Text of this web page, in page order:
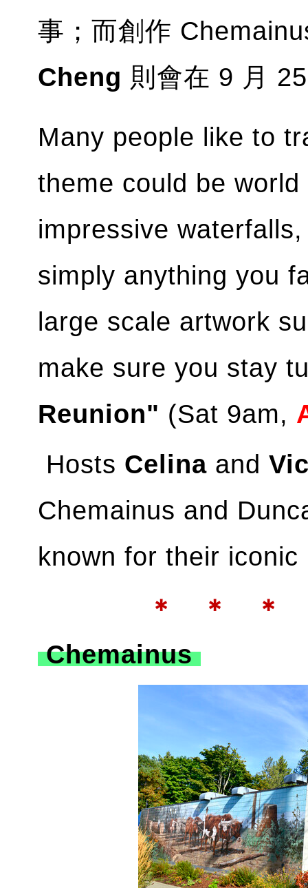
事；而創作
Cheng 則會在 9 月
Many people like to
theme could be
impressive
simply anything you
large scale artwork
make sure you stay
Reunion" (Sat 9am,
Hosts Celina and
Chemainus and
known for their
＊ ＊ ＊
Chemainus